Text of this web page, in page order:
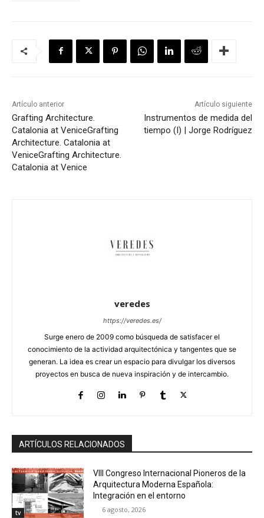
Artículo anterior
Grafting Architecture.
Catalonia at VeniceGrafting
Architecture. Catalonia at
VeniceGrafting Architecture.
Catalonia at Venice
Artículo siguiente
Instrumentos de medida del
tiempo (I) | Jorge Rodríguez
veredes
https://veredes.es/
Surge enero de 2009 como búsqueda de satisfacer el
conocimiento de la actividad arquitectónica y tangentes que se
generan. La idea es crear un espacio para divulgar los diversos
proyectos en busca de nueva inspiración y de intercambio.
ARTÍCULOS RELACIONADOS
tv
VIII Congreso Internacional Pioneros de la
Arquitectura Moderna Española:
Integración en el entorno
6 agosto, 2026